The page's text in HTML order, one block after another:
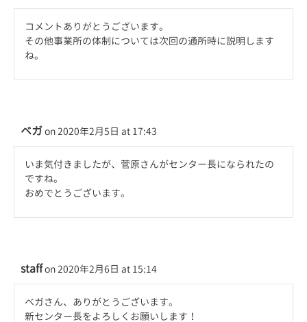
コメントありがとうございます。
その他事業所の体制については次回の通所時に説明します
ね。
ベガon 2020年2月5日 at 17:43
いま気付きましたが、菅原さんがセンター長になられたの
ですね。
おめでとうございます。
staffon 2020年2月6日 at 15:14
ベガさん、ありがとうございます。
新センター長をよろしくお願いします！